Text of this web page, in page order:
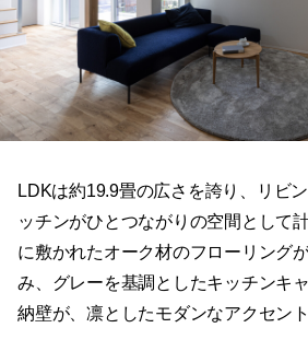
LDKは約19.9畳の広さを誇り、リビ
ッチンがひとつながりの空間として
に敷かれたオーク材のフローリング
み、グレーを基調としたキッチンキ
納壁が、凛としたモダンなアクセン